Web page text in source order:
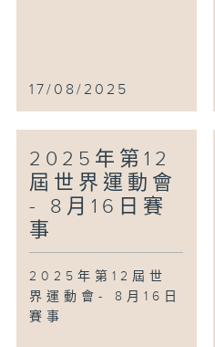
17/08/2025
2025年第12
屆世界運動會
- 8月16日賽
事
2025年第12屆世
界運動會- 8月16日
賽事